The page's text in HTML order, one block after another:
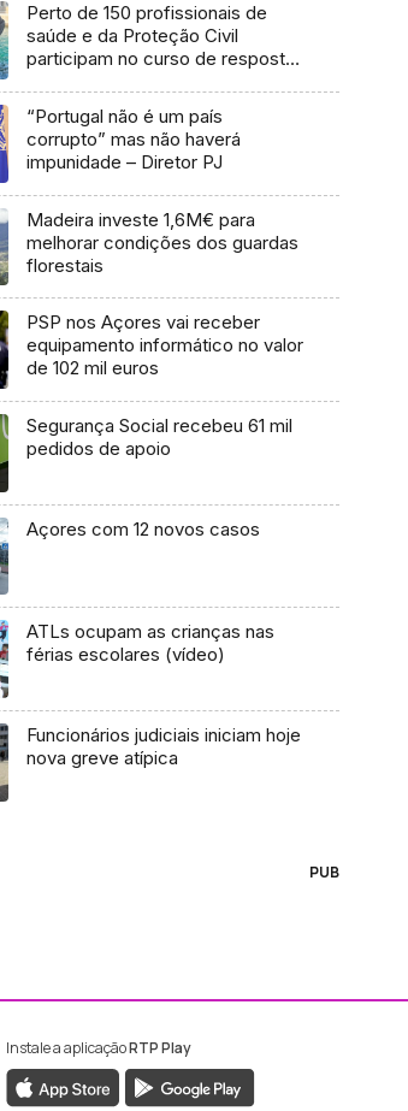
Perto de 150 profissionais de
saúde e da Proteção Civil
participam no curso de resposta
“Portugal não é um país
corrupto” mas não haverá
impunidade – Diretor PJ
Madeira investe 1,6M€ para
melhorar condições dos guardas
florestais
PSP nos Açores vai receber
equipamento informático no valor
de 102 mil euros
Segurança Social recebeu 61 mil
pedidos de apoio
Açores com 12 novos casos
ATLs ocupam as crianças nas
férias escolares (vídeo)
Funcionários judiciais iniciam hoje
nova greve atípica
PUB
Madeira
RTP Madeira
Instale a aplicaçãoRTP Play